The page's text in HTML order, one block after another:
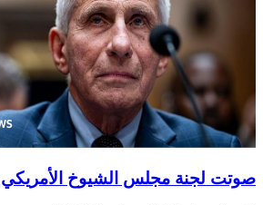
صوتت لجنة مجلس الشيوخ الأمريكي